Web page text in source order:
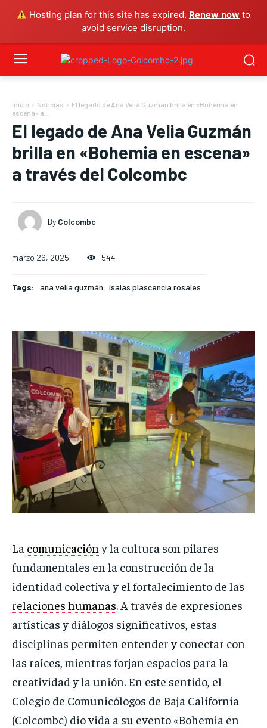
Hosting plan for this site has expired. Renew now to
avoid service disruption.
Inicio Noticias
El legado de Ana Velia Guzmán brilla en «Bohemia en
escena» a...
El legado de Ana Velia Guzmán
brilla en «Bohemia en escena»
a través del Colcombc
By Colcombc
marzo 26, 2025 544
Tags: ana velia guzmán isaias plascencia rosales
La comunicación y la cultura son pilares
fundamentales en la construcción de la
identidad colectiva y el fortalecimiento de las
relaciones humanas. A través de expresiones
artísticas y diálogos significativos, estas
disciplinas permiten entender y conectar con
las raíces, mientras forjan espacios para la
creatividad y la unión. En este sentido, el
Colegio de Comunicólogos de Baja California
(Colcombc) dio vida a su evento «Bohemia en